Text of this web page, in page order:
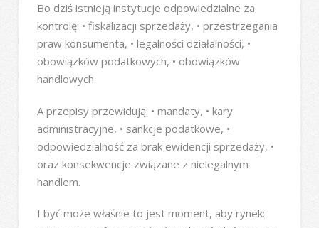
Bo dziś istnieją instytucje odpowiedzialne za
kontrolę: • fiskalizacji sprzedaży, • przestrzegania
praw konsumenta, • legalności działalności, •
obowiązków podatkowych, • obowiązków
handlowych.
A przepisy przewidują: • mandaty, • kary
administracyjne, • sankcje podatkowe, •
odpowiedzialność za brak ewidencji sprzedaży, •
oraz konsekwencje związane z nielegalnym
handlem.
I być może właśnie to jest moment, aby rynek: